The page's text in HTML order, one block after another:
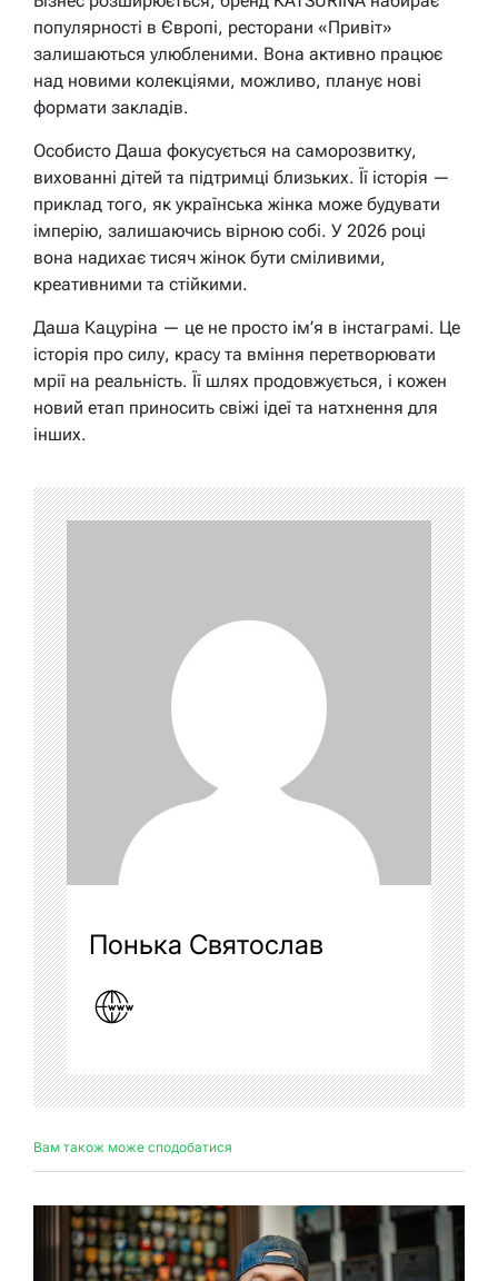
популярності в Європі, ресторани «Привіт»
залишаються улюбленими. Вона активно працює
над новими колекціями, можливо, планує нові
формати закладів.
Особисто Даша фокусується на саморозвитку,
вихованні дітей та підтримці близьких. Її історія —
приклад того, як українська жінка може будувати
імперію, залишаючись вірною собі. У 2026 році
вона надихає тисяч жінок бути сміливими,
креативними та стійкими.
Даша Кацуріна — це не просто ім’я в інстаграмі. Це
історія про силу, красу та вміння перетворювати
мрії на реальність. Її шлях продовжується, і кожен
новий етап приносить свіжі ідеї та натхнення для
інших.
Понька Святослав
Вам також може сподобатися